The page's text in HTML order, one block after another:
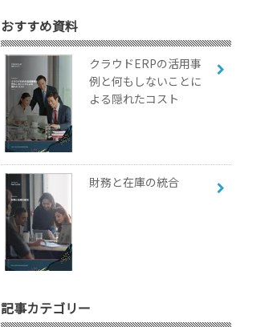
おすすめ資料
クラウドERPの活用事
例と何もしないことに
よる隠れたコスト
財務と在庫の統合
記事カテゴリー